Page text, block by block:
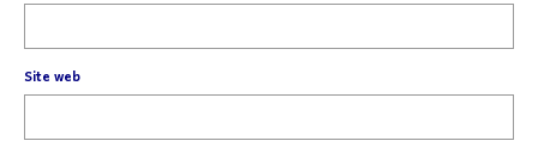
Site web